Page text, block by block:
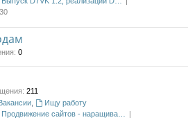
: 0
: 211
,
Ищу работу
Продвижение сайтов - наращива…